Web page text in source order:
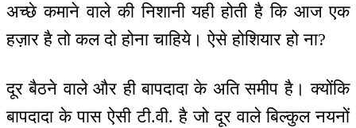
अच्छे कमाने वाले की निशानी यही होती है कि आज एक
हज़ार है तो कल दो होना चाहिये। ऐसे होशियार हो ना?
दूर बैठने वाले और ही बापदादा के अति समीप है। क्योंकि
बापदादा के पास ऐसी टी.वी. है जो दूर वाले बिल्कुल नयनों